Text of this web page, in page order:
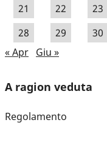
21
22 23
28
29 30
« Apr Giu »
A ragion veduta
Regolamento